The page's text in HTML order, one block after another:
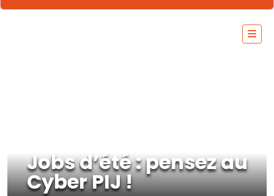
Jobs d’été : pensez au
Cyber PIJ !